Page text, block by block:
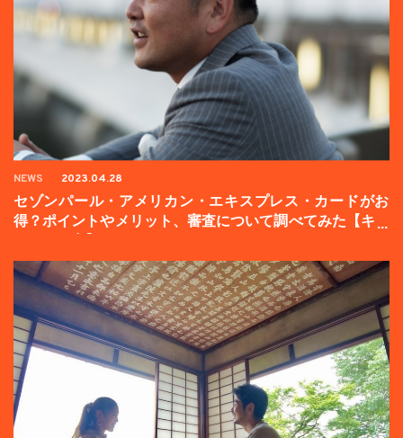
NEWS 2023.04.28
セゾンパール・アメリカン・エキスプレス・カードがお
得？ポイントやメリット、審査について調べてみた【キャ